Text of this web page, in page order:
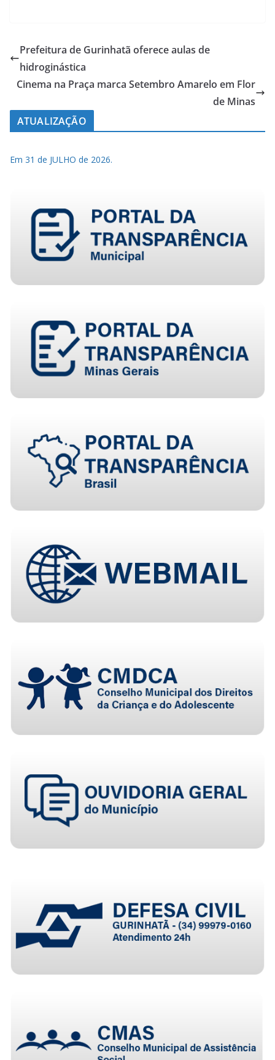
Prefeitura de Gurinhatã oferece aulas de
hidroginástica
Cinema na Praça marca Setembro Amarelo em Flor
de Minas
ATUALIZAÇÃO
Em 31 de JULHO de 2026.